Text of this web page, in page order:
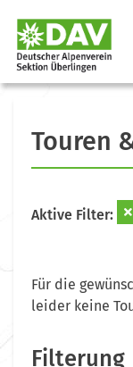
Touren
Aktive Filter:
Für die
leider keine
Filterung